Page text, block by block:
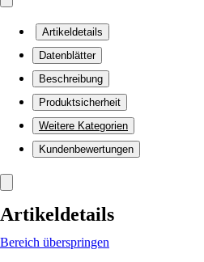
Artikeldetails
Datenblätter
Beschreibung
Produktsicherheit
Weitere Kategorien
Kundenbewertungen
Artikeldetails
Bereich überspringen